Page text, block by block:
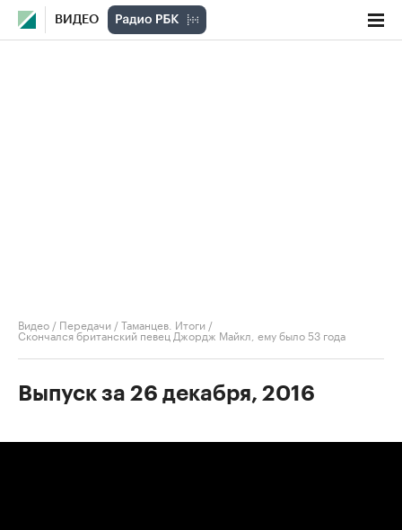
ВИДЕО
Видео / Передачи /Таманцев. Итоги /
Скончался британский певец Джордж Майкл, ему было 53 года
Выпуск за 26 декабря, 2016